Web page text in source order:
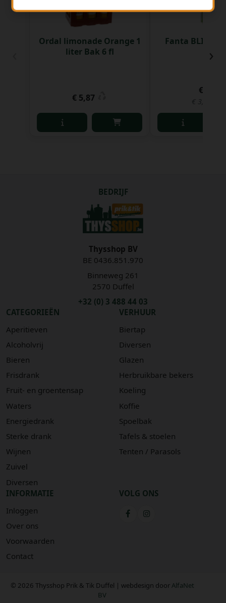
Ordal limonade Orange 1
liter Bak 6 fl
€ 5,87
Fanta BLIK
Blik
€ 1,04
€ 3,16
›
BEDRIJF
Thysshop BV
BE 0436.851.970
Binneweg 261
2570 Duffel
+32 (0) 3 488 44 03
CATEGORIEËN
Aperitieven
Alcoholvrij
Bieren
Frisdrank
Fruit- en groentensap
Waters
Energiedrank
Sterke drank
Wijnen
Zuivel
Diversen
VERHUUR
Biertap
Diversen
Glazen
Herbruikbare bekers
Koeling
Koffie
Spoelbak
Tafels & stoelen
Tenten / Parasols
INFORMATIE
Inloggen
Over ons
Voorwaarden
Contact
VOLG ONS
© 2026 Thysshop Prik & Tik Duffel | webdesign doorAlfaNet
BV